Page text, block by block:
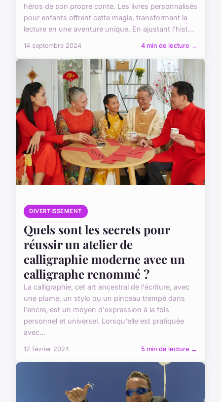
héros de son propre conte. Les livres personnalisés
pour enfants offrent cette magie, transformant la
lecture en une aventure unique. En ajustant l'hist...
14 septembre 2024 4 min de lecture →
DIVERTISSEMENT
Quels sont les secrets pour
réussir un atelier de
calligraphie moderne avec un
calligraphe renommé ?
La calligraphie, cet art ancestral de l'écriture, avec
une plume, un stylo ou un pinceau trempé dans
l'encre, est un moyen d'expression à la fois
personnel et universel. Lorsqu'elle est pratiquée
avec...
12 février 2024 5 min de lecture →